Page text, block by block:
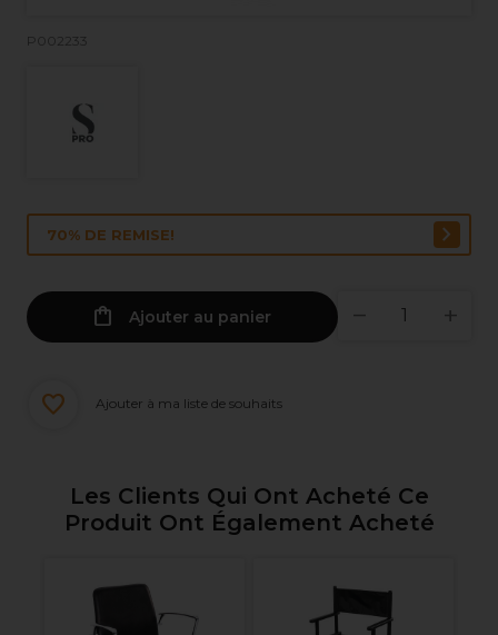
P002233
70% DE REMISE!
Ajouter au panier
Ajouter à ma liste de souhaits
Les Clients Qui Ont Acheté Ce
Produit Ont Également Acheté